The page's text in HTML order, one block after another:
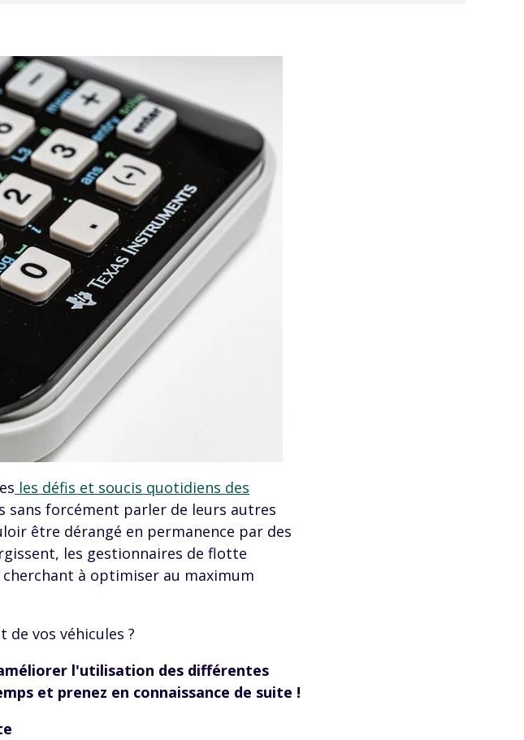
les défis et soucis quotidiens des
sans forcément parler de leurs autres
être dérangé en permanence par des
les gestionnaires de flotte
à optimiser au maximum
vos véhicules ?
l'utilisation des différentes
et prenez en connaissance de suite !